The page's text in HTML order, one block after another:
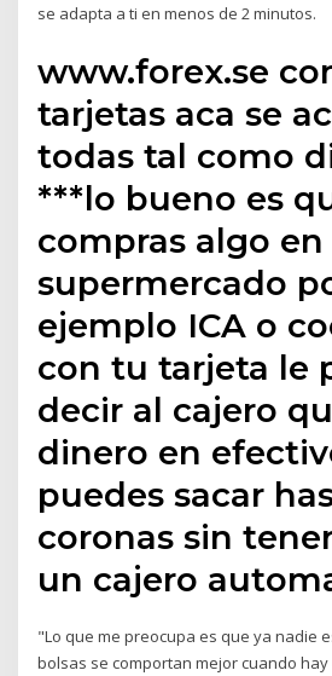
se adapta a ti en menos de 2 minutos.
www.forex.se
tarjetas aca se
todas tal como
***lo bueno es
compras algo en
supermercado
ejemplo ICA o
con tu tarjeta le
decir al cajero
dinero en
puedes sacar
coronas sin
un cajero
"Lo que me preocupa es que ya nadie
bolsas se comportan mejor cuando